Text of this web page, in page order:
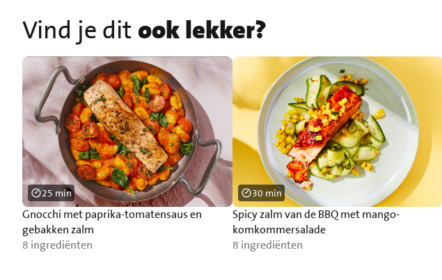
Vind je ditook lekker?
Gnocchi met paprika-tomatensaus en
gebakken zalm
8 ingrediënten
25 min
Spicy zalm van de BBQ met mango-
komkommersalade
8 ingrediënten
30 min